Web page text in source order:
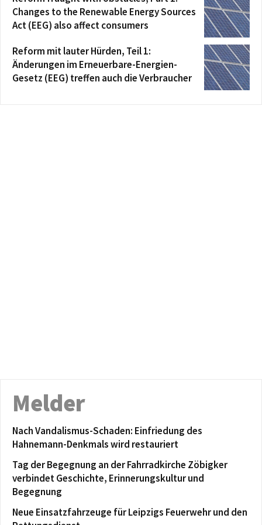
Changes to the Renewable Energy Sources
Act (EEG) also affect consumers
Reform mit lauter Hürden, Teil 1:
Änderungen im Erneuerbare-Energien-
Gesetz (EEG) treffen auch die Verbraucher
Melder
Nach Vandalismus-Schaden: Einfriedung des
Hahnemann-Denkmals wird restauriert
Tag der Begegnung an der Fahrradkirche Zöbigker
verbindet Geschichte, Erinnerungskultur und
Begegnung
Neue Einsatzfahrzeuge für Leipzigs Feuerwehr und den